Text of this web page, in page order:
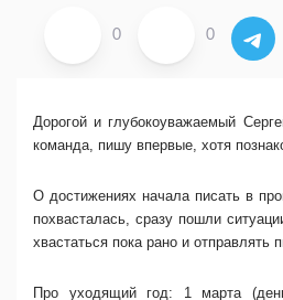
0 0
Дорогой и глубокоуважаемый
команда, пишу впервые, хотя
О достижениях начала писать в
похвасталась, сразу пошли
хвастаться пока рано и отправлять
Про уходящий год: 1 марта